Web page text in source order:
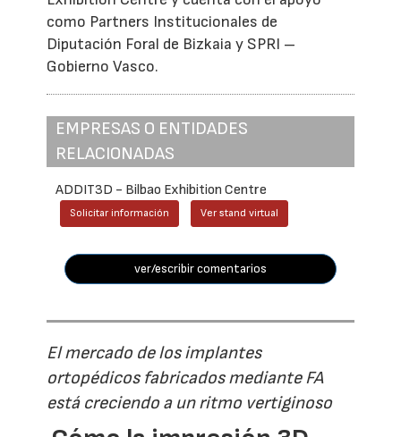
como Partners Institucionales de
Diputación Foral de Bizkaia y SPRI –
Gobierno Vasco.
EMPRESAS O ENTIDADES
RELACIONADAS
ADDIT3D - Bilbao Exhibition Centre
Solicitar información Ver stand virtual
ver/escribir comentarios
El mercado de los implantes
ortopédicos fabricados mediante FA
está creciendo a un ritmo vertiginoso